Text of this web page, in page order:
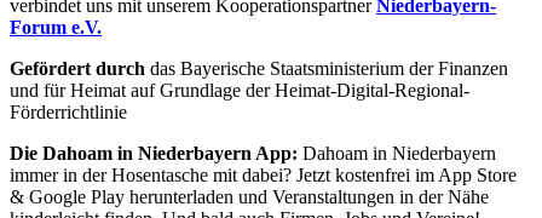
verbindet uns mit unserem KooperationspartnerNiederbayern-
Forum e.V.
Gefördert durch das Bayerische Staatsministerium der Finanzen
und für Heimat auf Grundlage der Heimat-Digital-Regional-
Förderrichtlinie
Die Dahoam in Niederbayern App: Dahoam in Niederbayern
immer in der Hosentasche mit dabei? Jetzt kostenfrei im App Store
& Google Play herunterladen und Veranstaltungen in der Nähe